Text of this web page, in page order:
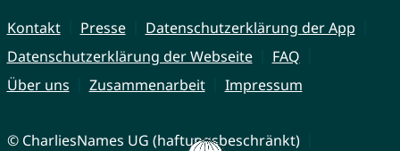
Kontakt Presse
Datenschutzerklärung der App
Datenschutzerklärung der Webseite
FAQ
Über uns
Zusammenarbeit Impressum
© CharliesNames UG (haftungsbeschränkt)